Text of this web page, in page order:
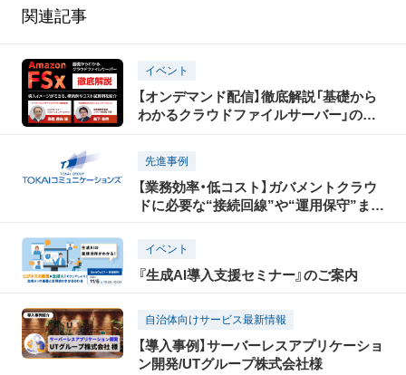
関連記事
イベント
【オンデマンド配信】徹底解説「基礎から
わかるクラウドファイルサーバー」のご
先進事例
【業務効率・低コスト】ガバメントクラウ
ドに必要な“接続回線”や“運用保守”まで
イベント
『生成AI導入支援セミナー』のご案内
自治体向けサービス最新情報
【導入事例】サーバーレスアプリケーショ
ン開発/UTグループ株式会社様